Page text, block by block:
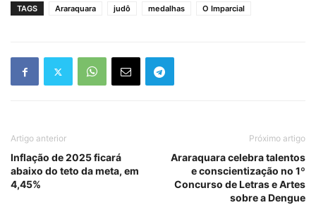
TAGS Araraquara judô medalhas O Imparcial
Artigo anterior
Inflação de 2025 ficará
abaixo do teto da meta, em
4,45%
Próximo artigo
Araraquara celebra talentos
e conscientização no 1º
Concurso de Letras e Artes
sobre a Dengue